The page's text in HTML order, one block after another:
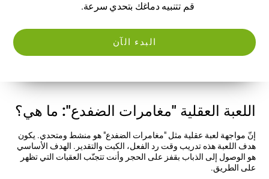
قم تتنبيه دماغك بتحدي سرعة.
البدء الآن
اللعبة العقلية "مغامرات الضفدع": ما هي؟
إنّ مواجهة لعبة عقلية مثل "مغامرات الضفدع" هو منشط ومتحدي. يكون
هدف اللعبة هذه تدريب وقت رد الفعل، الكبت والتقدير. الهدف الأساسي
هو الوصول إلى الذباب بقفز على الحجر وأنت تتجنّب العقبات التي تظهر
على الطريق.